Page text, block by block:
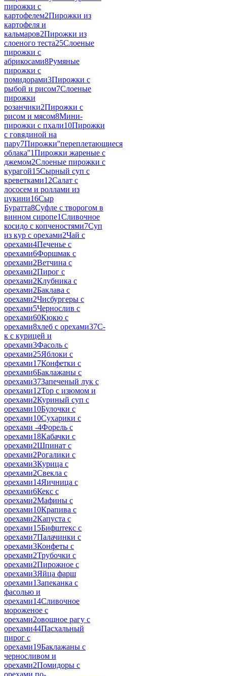
пирожки с
картофелем2Пирожки из
картофеля и
кальмаров2Пирожки из
слоеного теста25Слоеные
пирожки с
абрикосами8Румяные
пирожки с
помидорами3Пирожки с
рыбой и рисом7Слоеные
пирожки
розанчики2Пирожки с
рисом и мясом8Мини-
пирожки с пхали10Пирожки
с говядиной на
пару7Пирожки''переплетающиеся
облака''1Пирожки жареные с
джемом2Слоеные пирожки с
курагой15Сырный суп с
креветками12Салат с
лососем и роллами из
цукини16Сыр
Буратта8Суфле с творогом в
винном сиропе1Сливочное
косидо с копченостями7Суп
из кур с орехами2Чай с
орехами4Печенье с
орехами6Форшмак с
орехами2Ветчина с
орехами2Пирог с
орехами2Клубника с
орехами2Баклава с
орехами2Чисбургеры с
орехами5Чернослив с
орехами60Кюкю с
орехами8хлеб с орехами37С-
к с курицей и
орехами3Фасоль с
орехами25Яблоки с
орехами17Конфетки с
орехами6Баклажаны с
орехами37Запеченый лук с
орехами12Тор с изюмом и
орехами2Куриный суп с
орехами10Булочки с
орехами10Сухарики с
орехами -4Форель с
орехами18Кабачки с
орехами2Шпинат с
орехами2Рогалики с
орехами3Курица с
орехами2Свекла с
орехами14Яичница с
орехами6Кекс с
орехами2Мафины с
орехами10Крапива с
орехами2Капуста с
орехами15Бифштекс с
орехами7Палачинки с
орехами3Конфеты с
орехами2Трубочки с
орехами2Пирожное с
орехами3Яйца фарш
орехами1Запеканка с
фасолью и
орехами14Сливочное
мороженое с
орехами2овощное рагу с
орехами44Пасхальный
пирог с
орехами19Баклажаны с
черносливом и
орехами2Помидоры с